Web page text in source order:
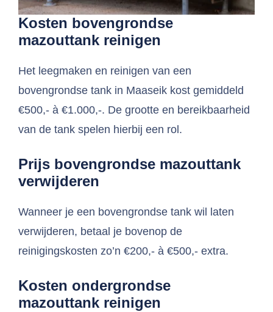
Kosten bovengrondse
mazouttank reinigen
Het leegmaken en reinigen van een
bovengrondse tank in Maaseik kost gemiddeld
€500,- à €1.000,-. De grootte en bereikbaarheid
van de tank spelen hierbij een rol.
Prijs bovengrondse mazouttank
verwijderen
Wanneer je een bovengrondse tank wil laten
verwijderen, betaal je bovenop de
reinigingskosten zo’n €200,- à €500,- extra.
Kosten ondergrondse
mazouttank reinigen